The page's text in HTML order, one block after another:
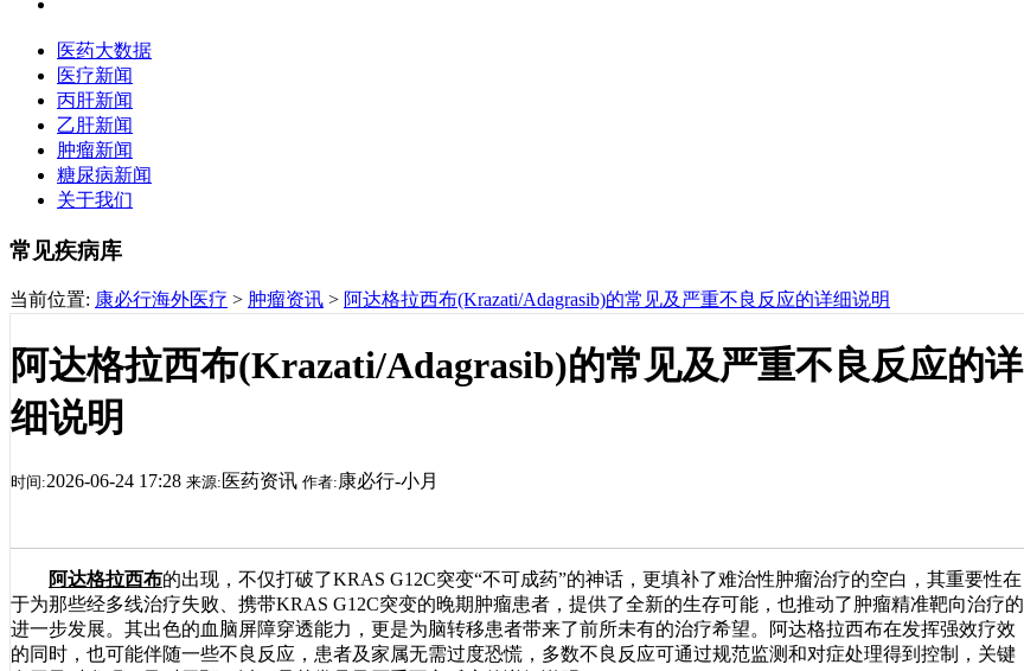
医药大数据
医疗新闻
丙肝新闻
乙肝新闻
肿瘤新闻
糖尿病新闻
关于我们
常见疾病库
当前位置: 康必行海外医疗 > 肿瘤资讯 > 阿达格拉西布(Krazati/Adagrasib)的常见及严重不良反应的详细说明
阿达格拉西布(Krazati/Adagrasib)的常见及严重不良反应的详
细说明
时间:2026-06-24 17:28 来源: 医药资讯 作者: 康必行-小月
阿达格拉西布的出现，不仅打破了KRAS G12C突变“不可成药”的神话，更填补了难治性肿瘤治疗的空白，其重要性在
于为那些经多线治疗失败、携带KRAS G12C突变的晚期肿瘤患者，提供了全新的生存可能，也推动了肿瘤精准靶向治疗的
进一步发展。其出色的血脑屏障穿透能力，更是为脑转移患者带来了前所未有的治疗希望。阿达格拉西布在发挥强效疗效
的同时，也可能伴随一些不良反应，患者及家属无需过度恐慌，多数不良反应可通过规范监测和对症处理得到控制，关键